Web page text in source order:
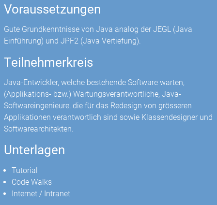
Voraussetzungen
Gute Grundkenntnisse von Java analog der JEGL (Java
Einführung) und JPF2 (Java Vertiefung).
Teilnehmerkreis
Java-Entwickler, welche bestehende Software warten,
(Applikations- bzw.) Wartungsverantwortliche, Java-
Softwareingenieure, die für das Redesign von grösseren
Applikationen verantwortlich sind sowie Klassendesigner und
Softwarearchitekten.
Unterlagen
Tutorial
Code Walks
Internet / Intranet